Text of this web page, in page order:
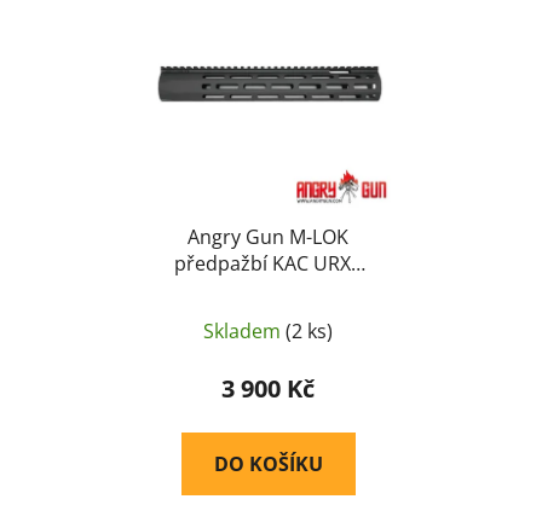
Angry Gun M-LOK
předpažbí KAC URX6
– Černá
Skladem (2 ks)
3 900 Kč
DO KOŠÍKU